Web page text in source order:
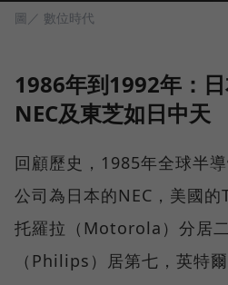
圖／ 數位時代
1986年到1992年：
NEC及東芝如日中天
回顧歷史，1985年全球半
公司為日本的NEC，美國
托羅拉（Motorola）分居
（Philips）居第七，英特